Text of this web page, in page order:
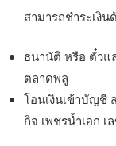
สามารถชำระเงิน
ธนานัติ หรือ ตั๋วแ
ตลาดพลู
โอนเงินเข้าบัญชี
กิจ เพชรน้ำเอก